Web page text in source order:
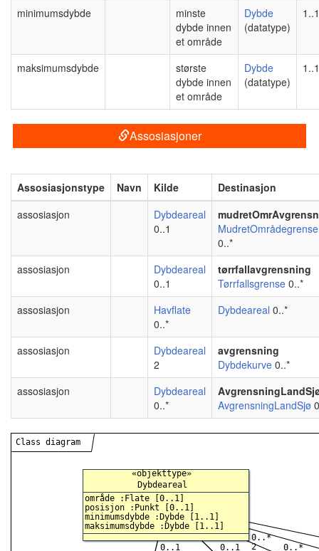
minimumsdybde
minste
dybde innen
et område
Dybde
(datatype)
1..1
maksimumsdybde
største
dybde innen
et område
Dybde
(datatype)
1..1
Assosiasjoner
Assosiasjonstype Navn Kilde
Destinasjon
assosiasjon
Dybdeareal
0..1
MudretOmrådegrense
0..*
assosiasjon
Dybdeareal
0..1
tørrfallavgrensning
Tørrfallsgrense 0..*
assosiasjon
Havflate
0..*
Dybdeareal 0..*
assosiasjon
Dybdeareal
2
avgrensning
Dybdekurve 0..*
assosiasjon
Dybdeareal
0..*
AvgrensningLandSjø